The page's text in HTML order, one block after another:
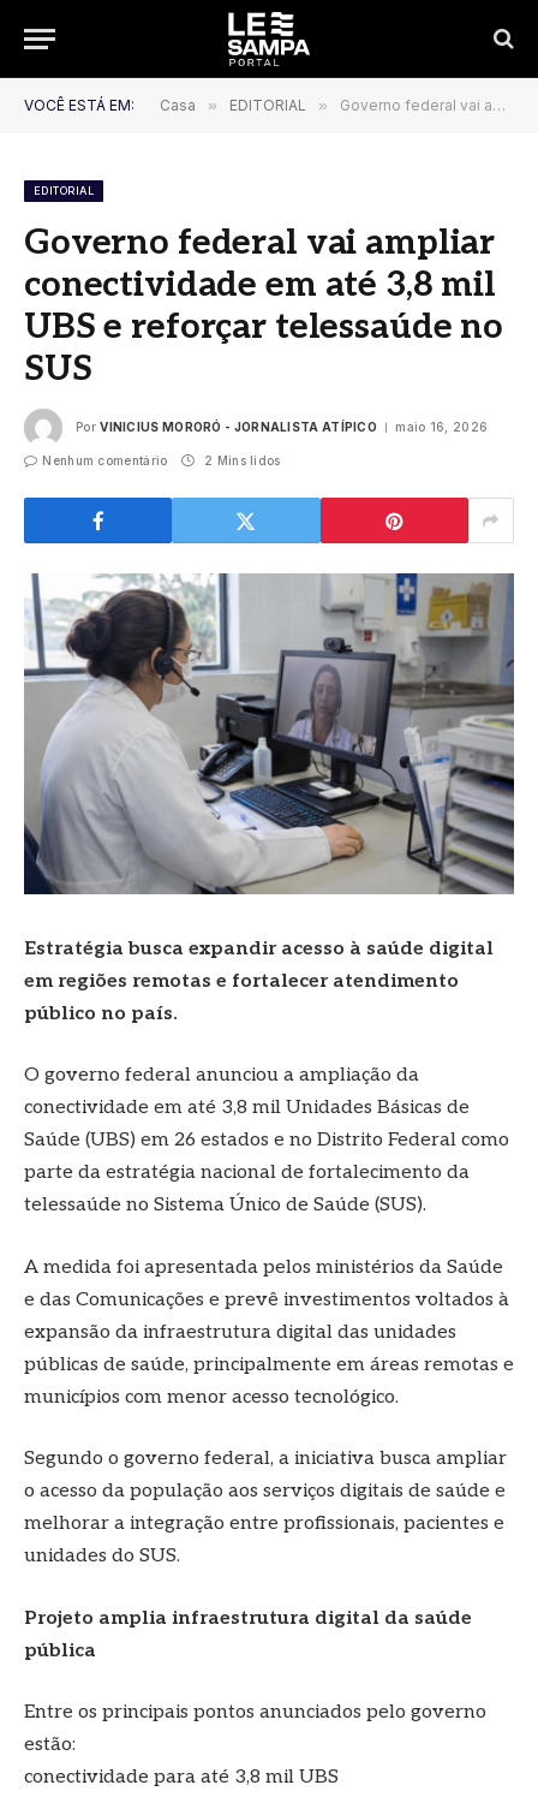
VOCÊ ESTÁ EM: Casa » EDITORIAL » Governo federal vai ampliar conectividade em até 3,8 mil UBS e reforçar telessaúde no SUS
EDITORIAL
Governo federal vai ampliar
conectividade em até 3,8 mil
UBS e reforçar telessaúde no
SUS
Por VINICIUS MORORÓ - JORNALISTA ATÍPICO maio 16, 2026
Nenhum comentário 2 Mins lidos
Estratégia busca expandir acesso à saúde digital
em regiões remotas e fortalecer atendimento
público no país.
O governo federal anunciou a ampliação da
conectividade em até 3,8 mil Unidades Básicas de
Saúde (UBS) em 26 estados e no Distrito Federal como
parte da estratégia nacional de fortalecimento da
telessaúde no Sistema Único de Saúde (SUS).
A medida foi apresentada pelos ministérios da Saúde
e das Comunicações e prevê investimentos voltados à
expansão da infraestrutura digital das unidades
públicas de saúde, principalmente em áreas remotas e
municípios com menor acesso tecnológico.
Segundo o governo federal, a iniciativa busca ampliar
o acesso da população aos serviços digitais de saúde e
melhorar a integração entre profissionais, pacientes e
unidades do SUS.
Projeto amplia infraestrutura digital da saúde
pública
Entre os principais pontos anunciados pelo governo
estão:
conectividade para até 3,8 mil UBS